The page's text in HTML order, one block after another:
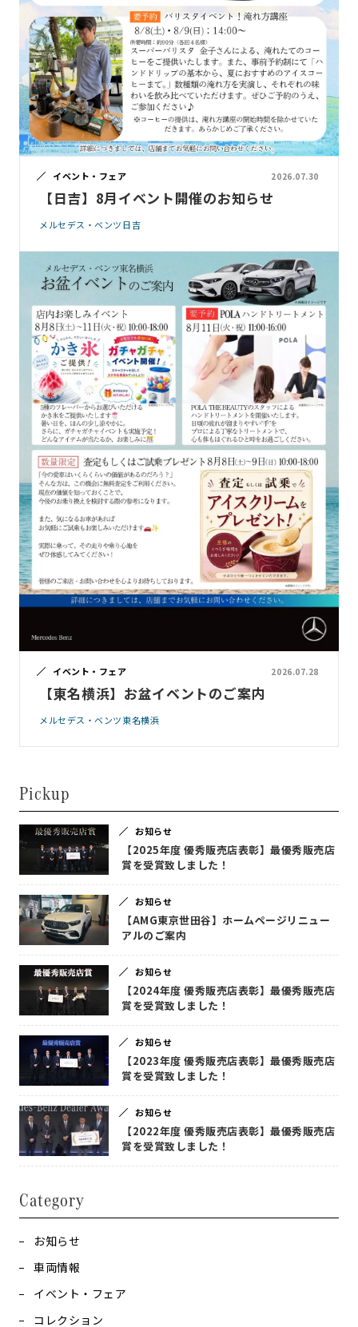
イベント・フェア 2026.07.30
【日吉】8月イベント開催のお知らせ
メルセデス・ベンツ日吉
イベント・フェア 2026.07.28
【東名横浜】お盆イベントのご案内
メルセデス・ベンツ東名横浜
Pickup
お知らせ
【2025年度 優秀販売店表彰】最優秀販売店
賞を受賞致しました！
お知らせ
【AMG東京世田谷】ホームページリニュー
アルのご案内
お知らせ
【2024年度 優秀販売店表彰】最優秀販売店
賞を受賞致しました！
お知らせ
【2023年度 優秀販売店表彰】最優秀販売店
賞を受賞致しました！
お知らせ
【2022年度 優秀販売店表彰】最優秀販売店
賞を受賞致しました！
Category
お知らせ
車両情報
イベント・フェア
コレクション